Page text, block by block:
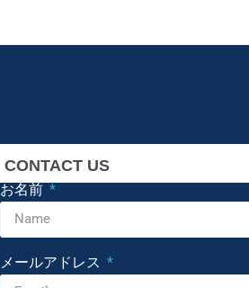
CONTACT US
お名前
メールアドレス